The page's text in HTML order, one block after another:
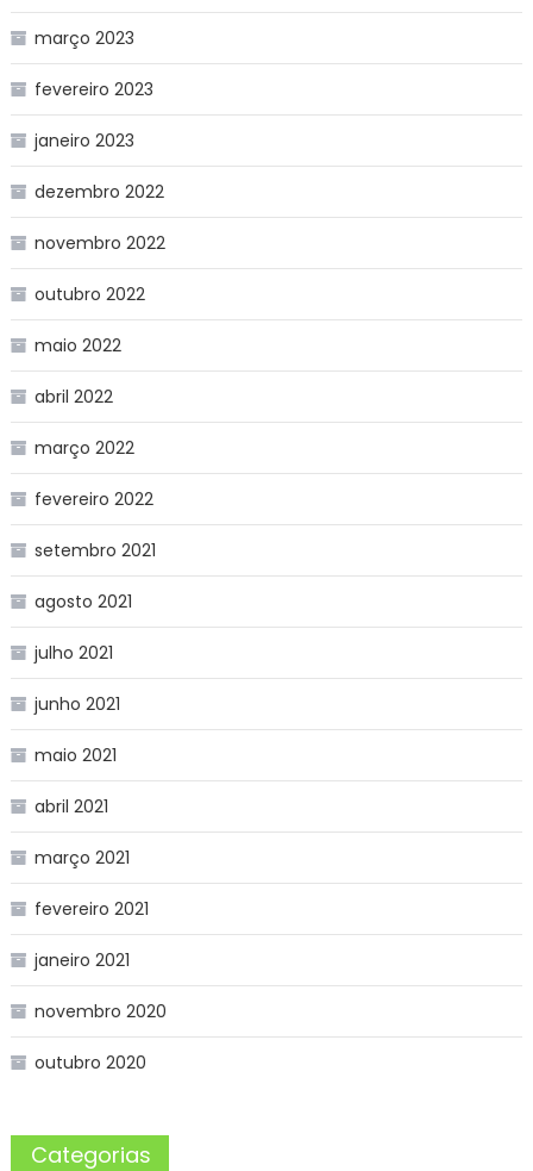
março 2023
fevereiro 2023
janeiro 2023
dezembro 2022
novembro 2022
outubro 2022
maio 2022
abril 2022
março 2022
fevereiro 2022
setembro 2021
agosto 2021
julho 2021
junho 2021
maio 2021
abril 2021
março 2021
fevereiro 2021
janeiro 2021
novembro 2020
outubro 2020
Categorias